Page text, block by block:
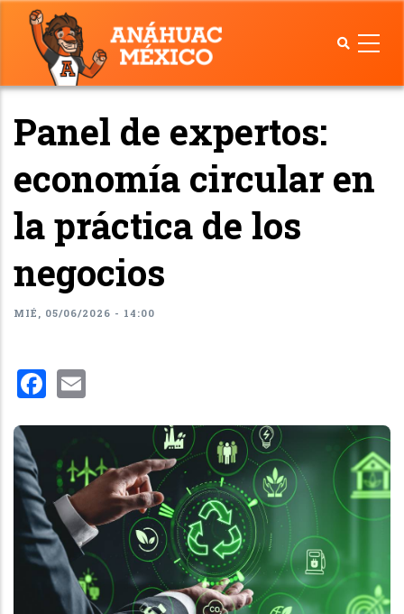
Pasar
contenido
principal
Panel de expertos:
economía circular en
la práctica de los
negocios
MIÉ, 05/06/2026 - 14:00
Facebook